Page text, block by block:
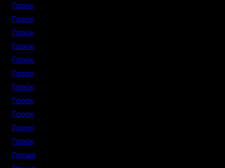
Горох
Горох
Горох
Горох
Горох
Горох
Горох
Горох
Горох
Горох
Горох
Груша